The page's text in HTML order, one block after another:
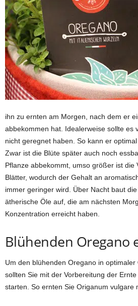
ihn zu ernten am Morgen, nach dem er
abbekommen hat. Idealerweise sollte es
nicht geregnet haben. So kann er
Zwar ist die Blüte später auch noch
Pflanze abbekommt, umso größer ist die
Blätter, wodurch der Gehalt an
immer geringer wird. Über Nacht baut
ätherische Öle auf, die am nächsten
Konzentration erreicht haben.
Blühenden Oregano
Um den blühenden Oregano in
sollten Sie mit der Vorbereitung der
starten. So ernten Sie Origanum vulgare